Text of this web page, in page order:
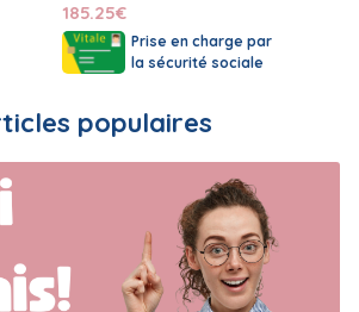
185.25€
Prise en charge par
la sécurité sociale
populaires